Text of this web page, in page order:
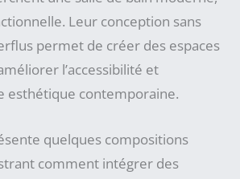
Leur conception sans
permet de créer des espaces
l’accessibilité et
esthétique contemporaine.
quelques compositions
comment intégrer des